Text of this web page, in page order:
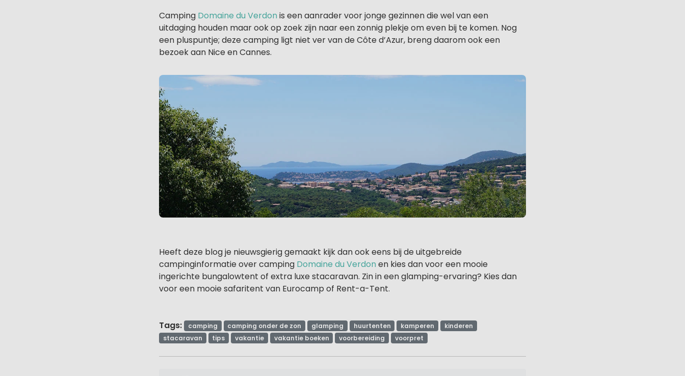
Camping Domaine du Verdon is een aanrader voor jonge gezinnen die wel van een
uitdaging houden maar ook op zoek zijn naar een zonnig plekje om even bij te komen. Nog
een pluspuntje; deze camping ligt niet ver van de Côte d’Azur, breng daarom ook een
bezoek aan Nice en Cannes.
Heeft deze blog je nieuwsgierig gemaakt kijk dan ook eens bij de uitgebreide
campinginformatie over camping Domaine du Verdon en kies dan voor een mooie
ingerichte bungalowtent of extra luxe stacaravan. Zin in een glamping-ervaring? Kies dan
voor een mooie safaritent van Eurocamp of Rent-a-Tent.
Tags: camping camping onder de zon glamping huurtenten kamperen
kinderen
stacaravan
tips vakantie vakantie boeken voorbereiding voorpret